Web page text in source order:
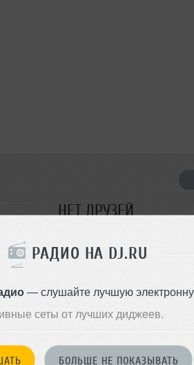
РАДИО НА DJ.RU
— слушайте лучшую
сеты от лучших диджеев.
БОЛЬШЕ НЕ ПОКАЗЫВАТЬ
НЕТ ДРУЗЕЙ